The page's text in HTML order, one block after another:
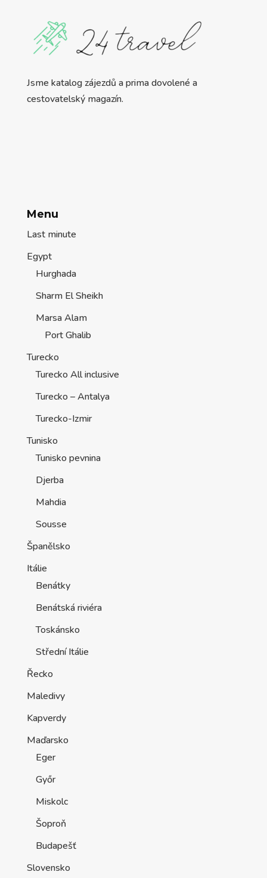
Jsme katalog zájezdů a prima dovolené a
cestovatelský magazín.
Menu
Last minute
Egypt
Hurghada
Sharm El Sheikh
Marsa Alam
Port Ghalib
Turecko
Turecko All inclusive
Turecko – Antalya
Turecko-Izmir
Tunisko
Tunisko pevnina
Djerba
Mahdia
Sousse
Španělsko
Itálie
Benátky
Benátská riviéra
Toskánsko
Střední Itálie
Řecko
Maledivy
Kapverdy
Maďarsko
Eger
Győr
Miskolc
Šoproň
Budapešť
Slovensko